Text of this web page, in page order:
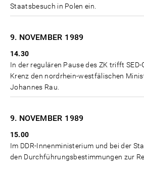
Staatsbesuch in Polen ein.
9. NOVEMBER 1989
14.30
In der regulären Pause des ZK trifft
Krenz den nordrhein-westfälischen
Johannes Rau.
9. NOVEMBER 1989
15.00
Im DDR-Innenministerium und bei der
den Durchführungsbestimmungen zur